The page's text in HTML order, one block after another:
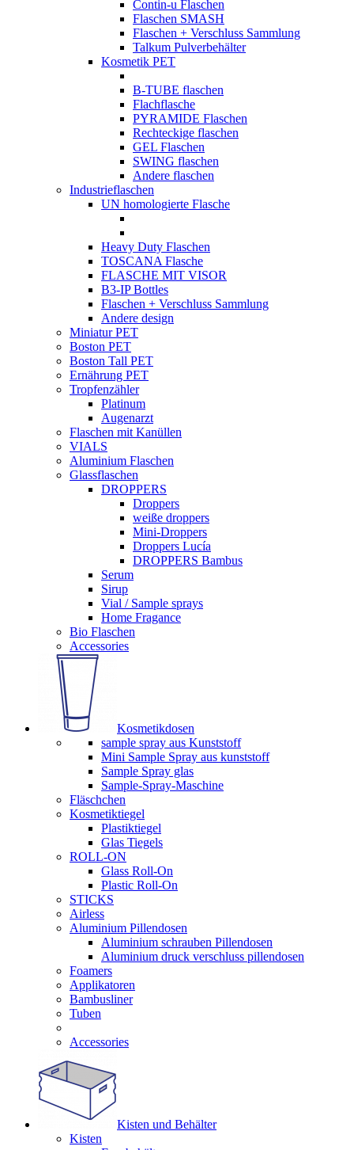
Contin-u Flaschen
Flaschen SMASH
Flaschen + Verschluss Sammlung
Talkum Pulverbehälter
Kosmetik PET
B-TUBE flaschen
Flachflasche
PYRAMIDE Flaschen
Rechteckige flaschen
GEL Flaschen
SWING flaschen
Andere flaschen
Industrieflaschen
UN homologierte Flasche
Heavy Duty Flaschen
TOSCANA Flasche
FLASCHE MIT VISOR
B3-IP Bottles
Flaschen + Verschluss Sammlung
Andere design
Miniatur PET
Boston PET
Boston Tall PET
Ernährung PET
Tropfenzähler
Platinum
Augenarzt
Flaschen mit Kanüllen
VIALS
Aluminium Flaschen
Glassflaschen
DROPPERS
Droppers
weiße droppers
Mini-Droppers
Droppers Lucía
DROPPERS Bambus
Serum
Sirup
Vial / Sample sprays
Home Fragance
Bio Flaschen
Accessories
Kosmetikdosen
sample spray aus Kunststoff
Mini Sample Spray aus kunststoff
Sample Spray glas
Sample-Spray-Maschine
Fläschchen
Kosmetiktiegel
Plastiktiegel
Glas Tiegels
ROLL-ON
Glass Roll-On
Plastic Roll-On
STICKS
Airless
Aluminium Pillendosen
Aluminium schrauben Pillendosen
Aluminium druck verschluss pillendosen
Foamers
Applikatoren
Bambusliner
Tuben
Accessories
Kisten und Behälter
Kisten